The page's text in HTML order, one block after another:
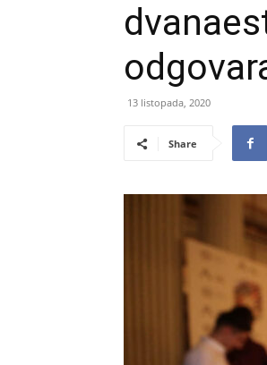
13 listopada, 2020
Share